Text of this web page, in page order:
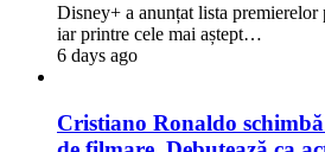
Disney+ a anunțat lista premierelor
iar printre cele mai aștept…
6 days ago
Cristiano Ronaldo